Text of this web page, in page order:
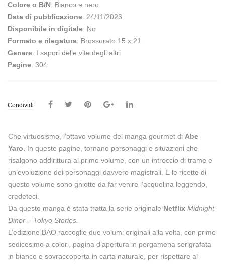
Colore o B/N: Bianco e nero
Data di pubblicazione: 24/11/2023
Disponibile in digitale: No
Formato e rilegatura: Brossurato 15 x 21
Genere: I sapori delle vite degli altri
Pagine: 304
Condividi
Che virtuosismo, l’ottavo volume del manga gourmet di Abe
Yaro. In queste pagine, tornano personaggi e situazioni che
risalgono addirittura al primo volume, con un intreccio di trame e
un’evoluzione dei personaggi davvero magistrali. E le ricette di
questo volume sono ghiotte da far venire l’acquolina leggendo,
credeteci.
Da questo manga è stata tratta la serie originale Netflix Midnight
Diner – Tokyo Stories.
L’edizione BAO raccoglie due volumi originali alla volta, con primo
sedicesimo a colori, pagina d’apertura in pergamena serigrafata
in bianco e sovraccoperta in carta naturale, per rispettare al